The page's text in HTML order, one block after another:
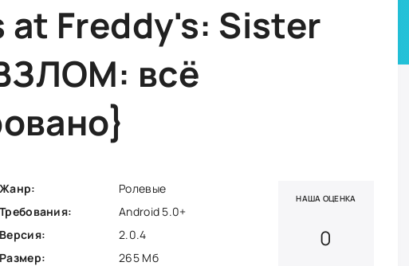
at Freddy's: Sister
всё
Жанр:
Ролевые
Требования:
Android 5.0+
Версия:
2.0.4
Размер:
265 Мб
НАША ОЦЕНКА
0